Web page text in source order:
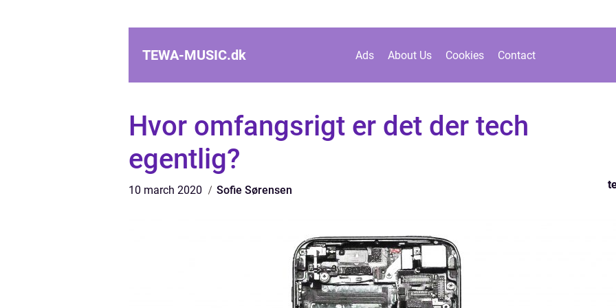
TEWA-MUSIC.dk Ads About Us Cookies Contact
Hvor omfangsrigt er det der tech
egentlig?
10 march 2020 Sofie Sørensen